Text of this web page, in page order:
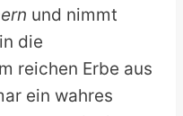
und nimmt
die
reichen Erbe aus
ein wahres